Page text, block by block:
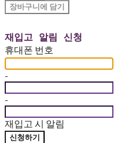
장바구니에 담기
재입고 알림 신청
휴대폰 번호
-
-
재입고 시 알림
신청하기